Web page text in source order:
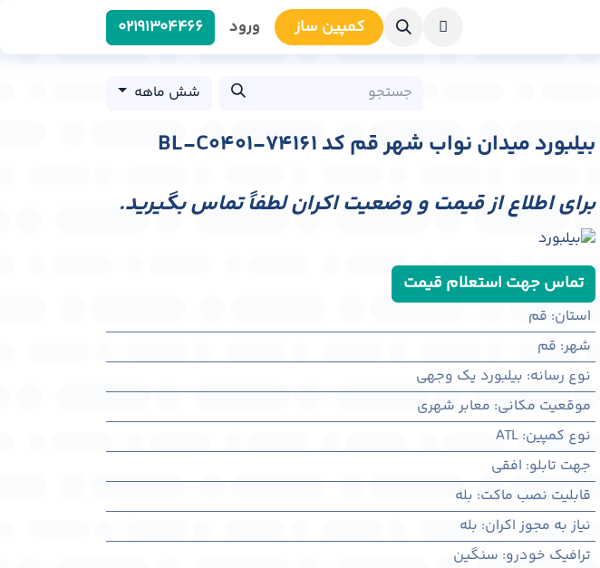
کمپین سا​​ز ورود 0219​1304466
شش ماهه
بیلبورد میدان نواب شهر قم کد BL-C0401-74161
برای اطلاع از قیمت و وضعیت اکران لطفاً تماس بگیرید.
تماس جهت استعلام قیمت
استان: قم
شهر: قم
نوع رسانه: بیلبورد یک وجهی
موقعیت مکانی: معابر شهری
نوع کمپین:
ATL
جهت تابلو: افقی
قابلیت نصب ماکت: بله
نیاز به مجوز اکران: بله
ترافیک خودرو: سنگین